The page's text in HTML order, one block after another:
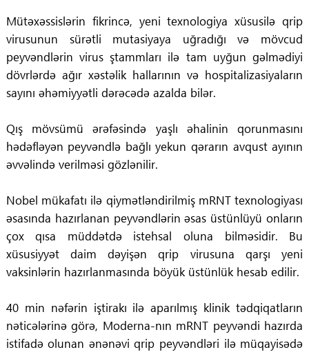
Mütəxəssislərin fikrincə, yeni texnologiya xüsusilə qrip
virusunun sürətli mutasiyaya uğradığı və mövcud
peyvəndlərin virus ştammları ilə tam uyğun gəlmədiyi
dövrlərdə ağır xəstəlik hallarının və hospitalizasiyaların
sayını əhəmiyyətli dərəcədə azalda bilər.
Qış mövsümü ərəfəsində yaşlı əhalinin qorunmasını
hədəfləyən peyvəndlə bağlı yekun qərarın avqust ayının
əvvəlində verilməsi gözlənilir.
Nobel mükafatı ilə qiymətləndirilmiş mRNT texnologiyası
əsasında hazırlanan peyvəndlərin əsas üstünlüyü onların
çox qısa müddətdə istehsal oluna bilməsidir. Bu
xüsusiyyət daim dəyişən qrip virusuna qarşı yeni
vaksinlərin hazırlanmasında böyük üstünlük hesab edilir.
40 min nəfərin iştirakı ilə aparılmış klinik tədqiqatların
nəticələrinə görə, Moderna-nın mRNT peyvəndi hazırda
istifadə olunan ənənəvi qrip peyvəndləri ilə müqayisədə